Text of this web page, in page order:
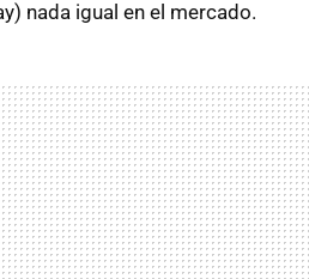
nada igual en el mercado.